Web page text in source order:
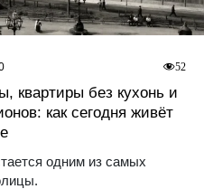
квартиры без кухонь и
как сегодня живёт
одним из самых
52